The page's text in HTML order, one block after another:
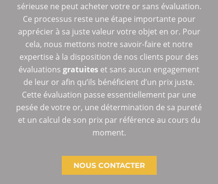
sérieuse ne peut acheter votre or sans évaluation.
Ce processus reste une étape importante pour
apprécier à sa juste valeur votre objet en or. Pour
cela, nous mettons notre savoir-faire et notre
expertise à la disposition de nos clients pour des
évaluations gratuites et sans aucun engagement
de leur or afin qu’ils bénéficient d’un prix juste.
Cette évaluation passe essentiellement par une
pesée de votre or, une détermination de sa pureté
et un calcul de son prix par référence au cours du
moment.
NOUS CONTACTER